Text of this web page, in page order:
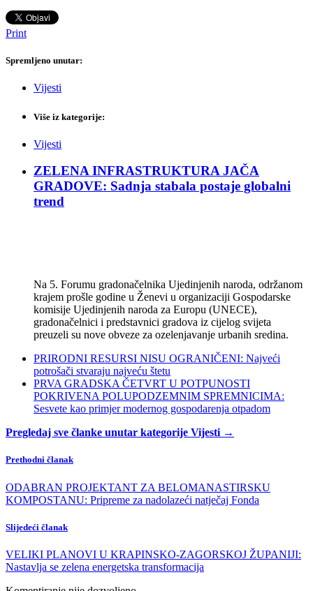
Print
Spremljeno unutar:
Vijesti
Više iz kategorije:
Vijesti
ZELENA INFRASTRUKTURA JAČA
GRADOVE: Sadnja stabala postaje globalni
trend
Na 5. Forumu gradonačelnika Ujedinjenih naroda, održanom
krajem prošle godine u Ženevi u organizaciji Gospodarske
komisije Ujedinjenih naroda za Europu (UNECE),
gradonačelnici i predstavnici gradova iz cijelog svijeta
preuzeli su nove obveze za ozelenjavanje urbanih sredina.
PRIRODNI RESURSI NISU OGRANIČENI: Najveći
potrošači stvaraju najveću štetu
PRVA GRADSKA ČETVRT U POTPUNOSTI
POKRIVENA POLUPODZEMNIM SPREMNICIMA:
Sesvete kao primjer modernog gospodarenja otpadom
Pregledaj sve članke unutar kategorije Vijesti →
Prethodni članak
ODABRAN PROJEKTANT ZA BELOMANASTIRSKU
KOMPOSTANU: Pripreme za nadolazeći natječaj Fonda
Slijedeći članak
VELIKI PLANOVI U KRAPINSKO-ZAGORSKOJ ŽUPANIJI:
Nastavlja se zelena energetska transformacija